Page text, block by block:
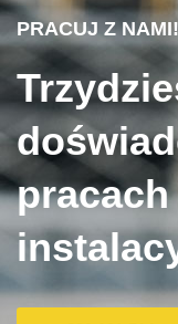
PRACUJ Z NAMI!